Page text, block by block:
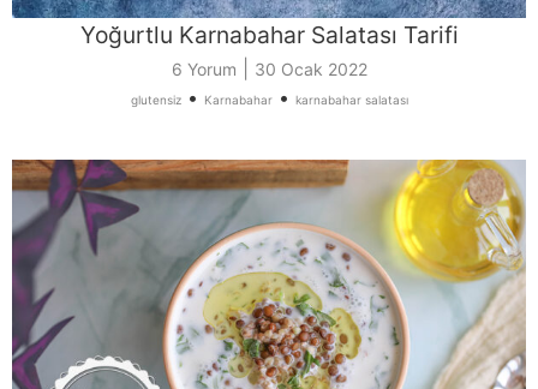
Yoğurtlu Karnabahar Salatası Tarifi
6 Yorum 30 Ocak 2022
glutensiz• Karnabahar• karnabahar salatası